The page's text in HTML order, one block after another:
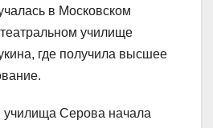
в Московском
училище
где получила высшее
училища Серова начала